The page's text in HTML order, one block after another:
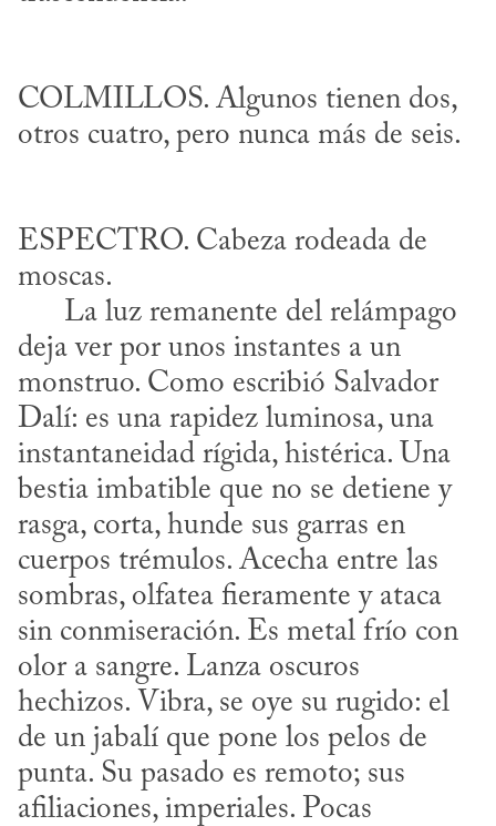
COLMILLOS. Algunos tienen dos,
ESPECTRO. Cabeza rodeada de
moscas.
deja ver por unos instantes a un
monstruo. Como escribió Salvador
Dalí: es una rapidez luminosa, una
instantaneidad rígida, histérica. Una
bestia imbatible que no se detiene y
rasga, corta, hunde sus garras en
cuerpos trémulos. Acecha entre las
sombras, olfatea fieramente y ataca
sin conmiseración. Es metal frío con
olor a sangre. Lanza oscuros
hechizos. Vibra, se oye su rugido: el
de un jabalí que pone los pelos de
punta. Su pasado es remoto; sus
afiliaciones, imperiales. Pocas